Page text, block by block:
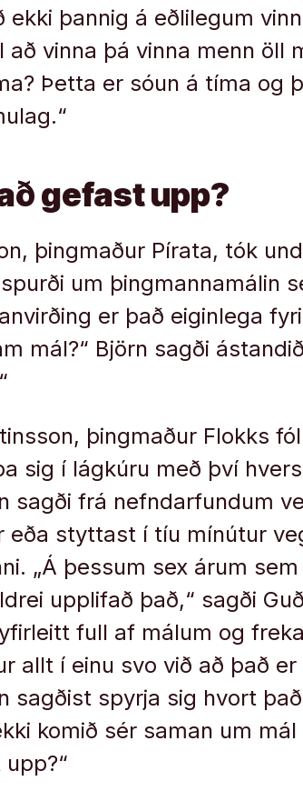
ekki þannig á eðlilegum
að vinna þá vinna menn öll
Þetta er sóun á tíma og
gefast upp?
þingmaður Pírata, tók
um þingmannamálin
er það eiginlega
mál?“ Björn sagði
þingmaður Flokks
sig í lágkúru með því
sagði frá nefndarfundum
eða styttast í tíu mínútur
„Á þessum sex árum
upplifað það,“ sagði
full af málum og
allt í einu svo við að það
sagðist spyrja sig hvort
komið sér saman um